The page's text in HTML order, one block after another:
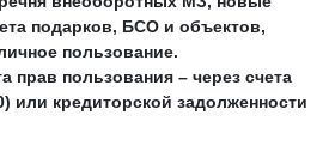
подарков, БСО и объектов,
пользование.
прав пользования – через счета
или кредиторской задолженности